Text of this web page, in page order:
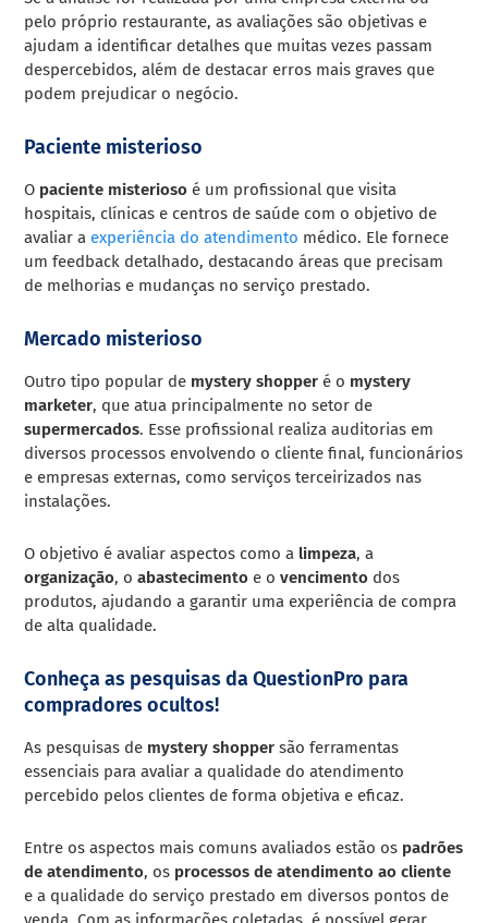
pelo próprio restaurante, as avaliações são objetivas e
ajudam a identificar detalhes que muitas vezes passam
despercebidos, além de destacar erros mais graves que
podem prejudicar o negócio.
Paciente misterioso
O paciente misterioso é um profissional que visita
hospitais, clínicas e centros de saúde com o objetivo de
avaliar a experiência do atendimento médico. Ele fornece
um feedback detalhado, destacando áreas que precisam
de melhorias e mudanças no serviço prestado.
Mercado misterioso
Outro tipo popular de mystery shopper é o mystery
marketer, que atua principalmente no setor de
supermercados. Esse profissional realiza auditorias em
diversos processos envolvendo o cliente final, funcionários
e empresas externas, como serviços terceirizados nas
instalações.
O objetivo é avaliar aspectos como a limpeza, a
organização, oabastecimento e ovencimento dos
produtos, ajudando a garantir uma experiência de compra
de alta qualidade.
Conheça as pesquisas da QuestionPro para
compradores ocultos!
As pesquisas de mystery shopper são ferramentas
essenciais para avaliar a qualidade do atendimento
percebido pelos clientes de forma objetiva e eficaz.
Entre os aspectos mais comuns avaliados estão os padrões
de atendimento, os processos de atendimento ao cliente
e a qualidade do serviço prestado em diversos pontos de